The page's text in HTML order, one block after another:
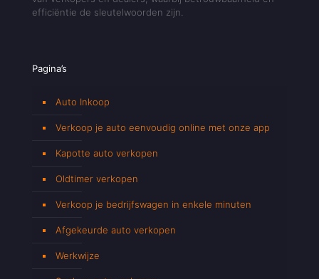
efficiëntie de sleutelwoorden zijn.
Pagina’s
Auto Inkoop
Verkoop je auto eenvoudig online met onze app
Kapotte auto verkopen
Oldtimer verkopen
Verkoop je bedrijfswagen in enkele minuten
Afgekeurde auto verkopen
Werkwijze